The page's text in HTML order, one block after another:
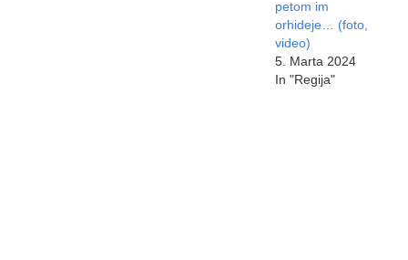
petom im
orhideje… (foto,
video)
5. Marta 2024
In "Regija"